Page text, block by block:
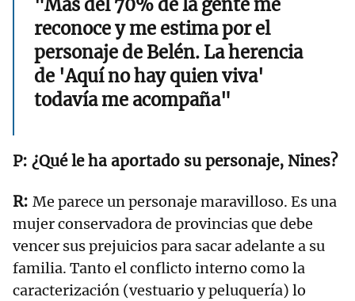
"Más del 70% de la gente me
reconoce y me estima por el
personaje de Belén. La herencia
de 'Aquí no hay quien viva'
todavía me acompaña"
¿Qué le ha aportado su personaje, Nines?
Me parece un personaje maravilloso. Es una
mujer conservadora de provincias que debe
vencer sus prejuicios para sacar adelante a su
familia. Tanto el conflicto interno como la
caracterización (vestuario y peluquería) lo